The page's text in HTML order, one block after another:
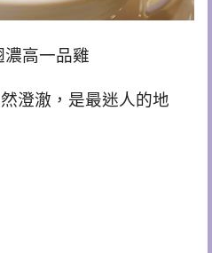
濃高一品雞
澄澈，是最迷人的地